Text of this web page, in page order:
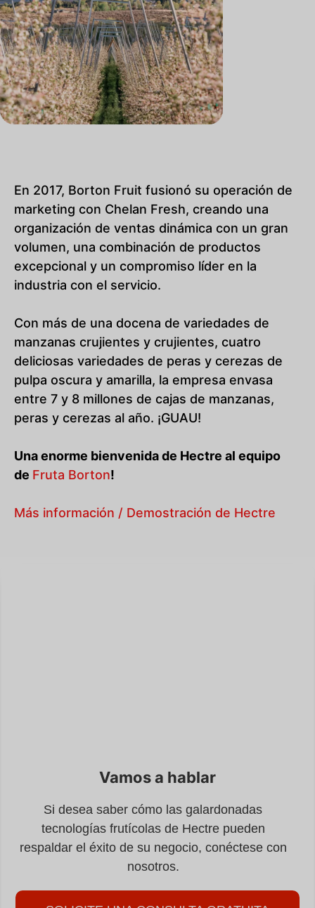
En 2017, Borton Fruit fusionó su operación de
marketing con Chelan Fresh, creando una
organización de ventas dinámica con un gran
volumen, una combinación de productos
excepcional y un compromiso líder en la
industria con el servicio.
Con más de una docena de variedades de
manzanas crujientes y crujientes, cuatro
deliciosas variedades de peras y cerezas de
pulpa oscura y amarilla, la empresa envasa
entre 7 y 8 millones de cajas de manzanas,
peras y cerezas al año. ¡GUAU!
Una enorme bienvenida de Hectre al equipo
de Fruta Borton!
Más información / Demostración de Hectre
Vamos a hablar
Si desea saber cómo las galardonadas
tecnologías frutícolas de Hectre pueden
respaldar el éxito de su negocio, conéctese con
nosotros.